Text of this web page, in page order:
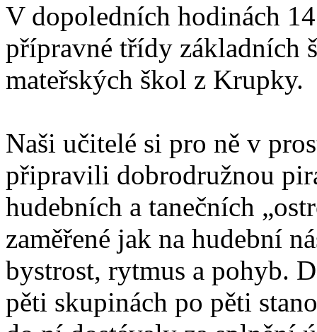
V dopoledních hodinách
přípravné třídy základních
mateřských škol z Krupky.
Naši učitelé si pro ně v
připravili dobrodružnou
hudebních a tanečních
zaměřené jak na hudební
bystrost, rytmus a pohyb.
pěti skupinách po pěti